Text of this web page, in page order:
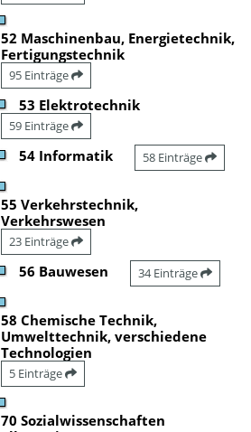
52 Maschinenbau, Energietechnik,
Fertigungstechnik
95 Einträge
53 Elektrotechnik
59 Einträge
54 Informatik 58 Einträge
55 Verkehrstechnik,
Verkehrswesen
23 Einträge
56 Bauwesen 34 Einträge
58 Chemische Technik,
Umwelttechnik, verschiedene
Technologien
5 Einträge
70 Sozialwissenschaften